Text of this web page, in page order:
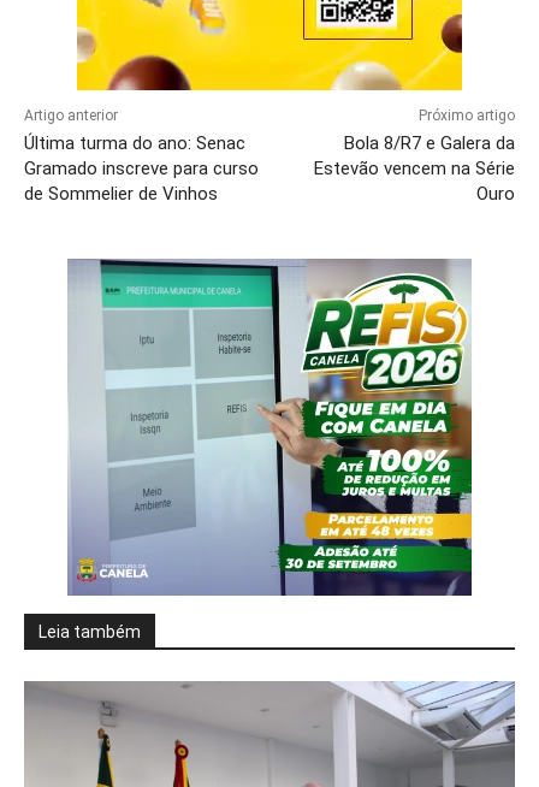
Artigo anterior
Última turma do ano: Senac
Gramado inscreve para curso
de Sommelier de Vinhos
Próximo artigo
Bola 8/R7 e Galera da
Estevão vencem na Série
Ouro
Leia também